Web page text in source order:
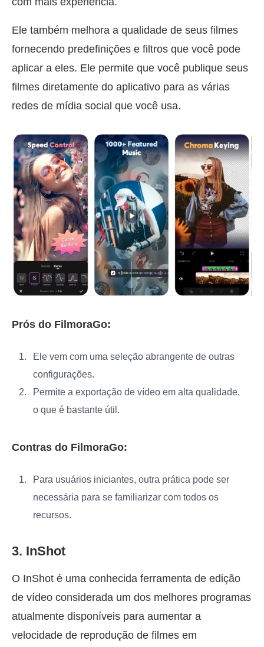
Ele também melhora a qualidade de seus filmes
fornecendo predefinições e filtros que você pode
aplicar a eles. Ele permite que você publique seus
filmes diretamente do aplicativo para as várias
redes de mídia social que você usa.
Prós do FilmoraGo:
Ele vem com uma seleção abrangente de outras
configurações.
Permite a exportação de vídeo em alta qualidade,
o que é bastante útil.
Contras do FilmoraGo:
Para usuários iniciantes, outra prática pode ser
necessária para se familiarizar com todos os
recursos.
3. InShot
O InShot é uma conhecida ferramenta de edição
de vídeo considerada um dos melhores programas
atualmente disponíveis para aumentar a
velocidade de reprodução de filmes em